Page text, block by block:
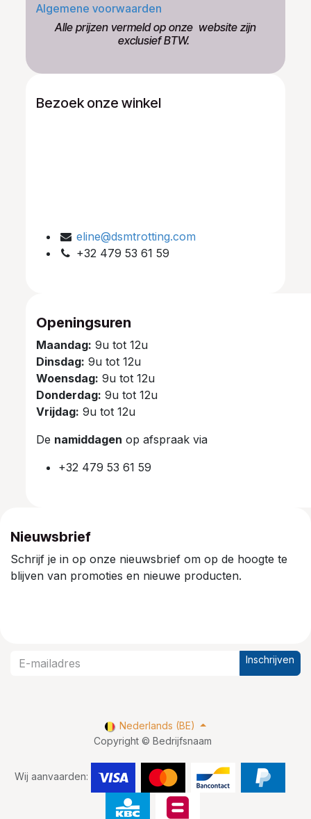
Algemene voorwaarden
​Alle prijzen vermeld op onze ​website zijn
exclusief BTW.
Bezoek onze winkel
eline@dsmtrotting.com
+32 479 53 61 59
Openingsuren
Maandag: 9u tot 12u
Dinsdag: 9u tot 12u
Woensdag: 9u tot 12u
Donderdag: 9u tot 12u
Vrijdag: 9u tot 12u
De namiddagen op afspraak via
+32 479 53 61 59
Nieuwsbrief
Schrijf je in op onze nieuwsbrief om op de hoogte te
blijven van promoties en nieuwe producten.
Inschrijven
Copyright © Bedrijfsnaam
Wij aanvaarden:
Nederlands (BE)